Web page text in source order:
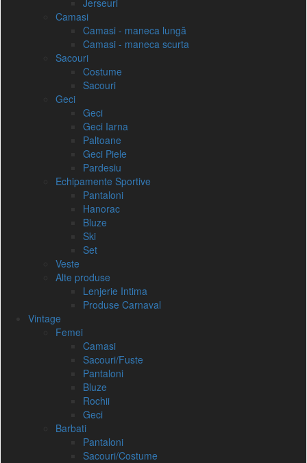
Jerseuri
Camasi
Camasi - maneca lungă
Camasi - maneca scurta
Sacouri
Costume
Sacouri
Geci
Geci
Geci Iarna
Paltoane
Geci Piele
Pardesiu
Echipamente Sportive
Pantaloni
Hanorac
Bluze
Ski
Set
Veste
Alte produse
Lenjerie Intima
Produse Carnaval
Vintage
Femei
Camasi
Sacouri/Fuste
Pantaloni
Bluze
Rochii
Geci
Barbati
Pantaloni
Sacouri/Costume